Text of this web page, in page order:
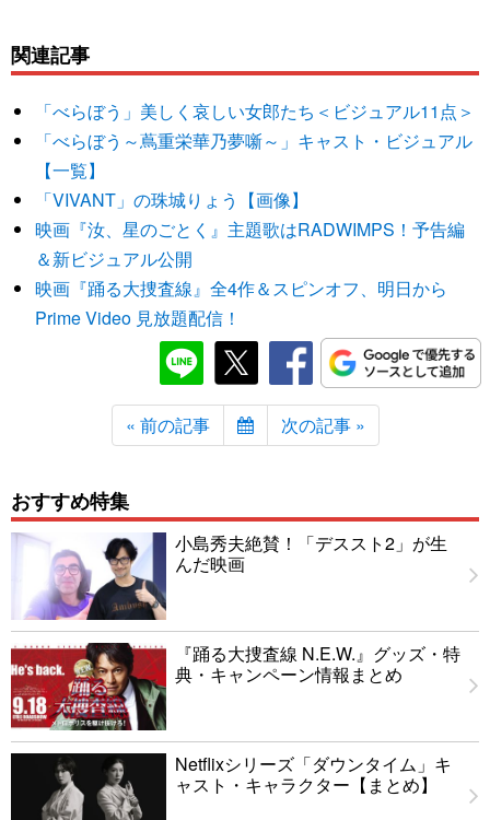
関連記事
「べらぼう」美しく哀しい女郎たち＜ビジュアル11点＞
「べらぼう～蔦重栄華乃夢噺～」キャスト・ビジュアル
【一覧】
「VIVANT」の珠城りょう【画像】
映画『汝、星のごとく』主題歌はRADWIMPS！予告編
＆新ビジュアル公開
映画『踊る大捜査線』全4作＆スピンオフ、明日から
Prime Video 見放題配信！
« 前の記事 次の記事 »
おすすめ特集
小島秀夫絶賛！「デススト2」が生
んだ映画
『踊る大捜査線 N.E.W.』グッズ・特
典・キャンペーン情報まとめ
Netflixシリーズ「ダウンタイム」キ
ャスト・キャラクター【まとめ】